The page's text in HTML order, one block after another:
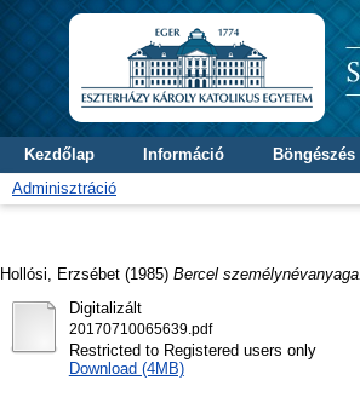
Kezdőlap Információ
Böngészés
Adminisztráció
Hollósi, Erzsébet (1985) Bercel személynévanyaga.
Digitalizált
20170710065639.pdf
Restricted to Registered users only
Download (4MB)